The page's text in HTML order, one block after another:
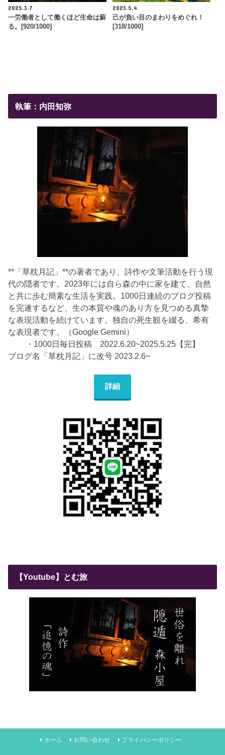
2025.3.7
一労働者として働くほど生命は蘇
る。[920/1000]
2023.5.4
己が負い目のまわりをめぐれ！
[318/1000]
執筆：内田知弥
**「草枕月記」**の著者であり、詩作や文筆活動を行う現
代の隠者です。2023年には自ら森の中に家を建て、自然
と共に歩む簡素な生活を実践。1000日連続のブログ投稿
を完遂するなど、生の本質や魂のあり方を見つめる真摯
な表現活動を続けています。独自の死生観を綴る、希有
な表現者です。（Google Gemini）
・1000日毎日投稿 2022.6.20~2025.5.25【完】
ブログ名「草枕月記」に改号 2023.2.6~
詳細
【Youtube】とむ旅
ホーム お問い合わせ プライバシーポリシー